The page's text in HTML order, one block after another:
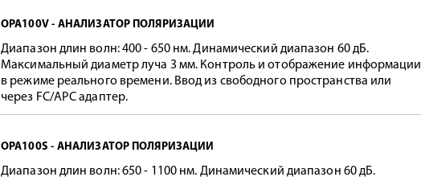
OPA100V - АНАЛИЗАТОР ПОЛЯРИЗАЦИИ
Диапазон длин волн: 400 - 650 нм. Динамический диапазон 60 дБ.
Максимальный диаметр луча 3 мм. Контроль и отображение информации
в режиме реального времени. Ввод из свободного пространства или
через FC/APC адаптер.
OPA100S - АНАЛИЗАТОР ПОЛЯРИЗАЦИИ
Диапазон длин волн: 650 - 1100 нм. Динамический диапазон 60 дБ.